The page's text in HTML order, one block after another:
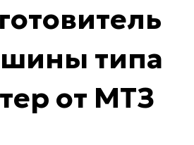
типа
от МТЗ